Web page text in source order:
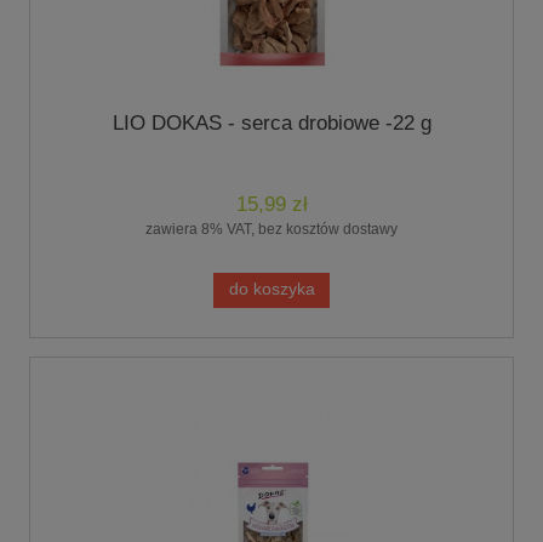
LIO DOKAS - serca drobiowe -22 g
15,99 zł
zawiera 8% VAT, bez kosztów dostawy
do koszyka